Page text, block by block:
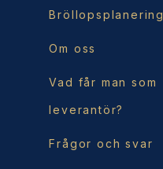
Bröllopsplanering
Om oss
Vad får man som
leverantör?
Frågor och svar